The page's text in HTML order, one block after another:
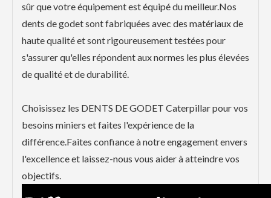
sûr que votre équipement est équipé du meilleur.Nos
dents de godet sont fabriquées avec des matériaux de
haute qualité et sont rigoureusement testées pour
s'assurer qu'elles répondent aux normes les plus élevées
de qualité et de durabilité.
Choisissez les DENTS DE GODET Caterpillar pour vos
besoins miniers et faites l'expérience de la
différence.Faites confiance à notre engagement envers
l'excellence et laissez-nous vous aider à atteindre vos
objectifs.